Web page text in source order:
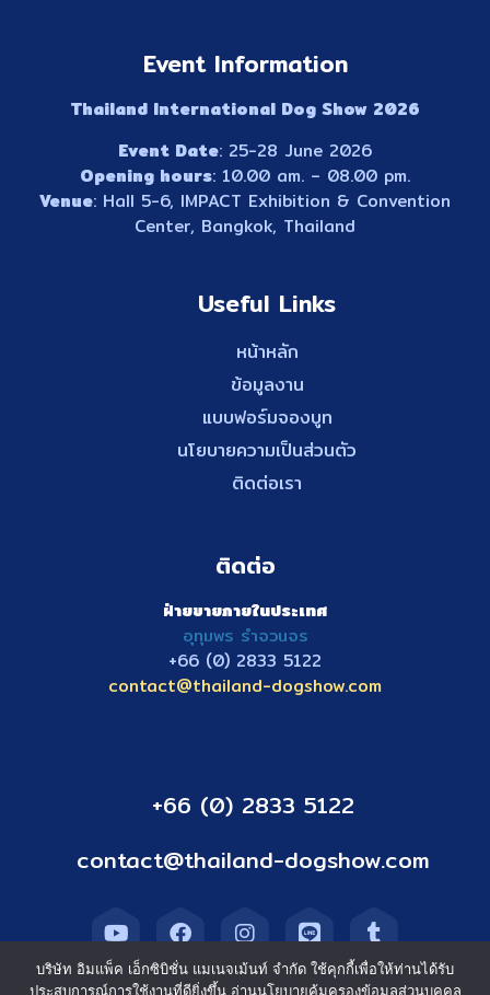
Event Information
Thailand International Dog Show 2026
Event Date: 25-28 June 2026
Opening hours: 10.00 am. – 08.00 pm.
Venue: Hall 5-6, IMPACT Exhibition & Convention
Center, Bangkok, Thailand
Useful Links
หน้าหลัก
ข้อมูลงาน
แบบฟอร์มจองบูท
นโยบายความเป็นส่วนตัว
ติดต่อเรา
ติดต่อ
ฝ่ายขายภายในประเทศ
อุทุมพร รำจวนจร
+66 (0) 2833 5122
contact@thailand-dogshow.com
+66 (0) 2833 5122
contact@thailand-dogshow.com
บริษัท อิมแพ็ค เอ็กซิบิชั่น แมเนจเม้นท์ จำกัด ใช้คุกกี้เพื่อให้ท่านได้รับ
ประสบการณ์การใช้งานที่ดียิ่งขึ้น อ่านนโยบายคุ้มครองข้อมูลส่วนบุคคล